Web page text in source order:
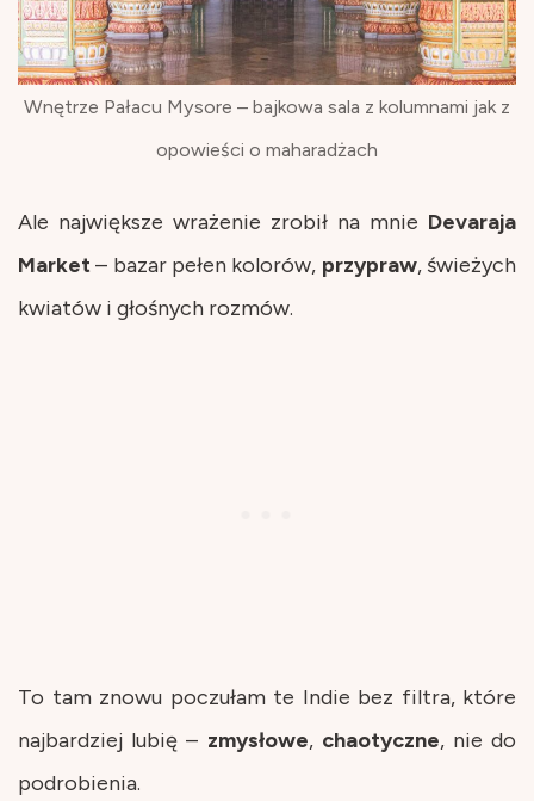
Wnętrze Pałacu Mysore – bajkowa sala z kolumnami jak z
opowieści o maharadżach
Ale największe wrażenie zrobił na mnie Devaraja
Market– bazar pełen kolorów, przypraw, świeżych
kwiatów i głośnych rozmów.
To tam znowu poczułam te Indie bez filtra, które
najbardziej lubię – zmysłowe, chaotyczne, nie do
podrobienia.